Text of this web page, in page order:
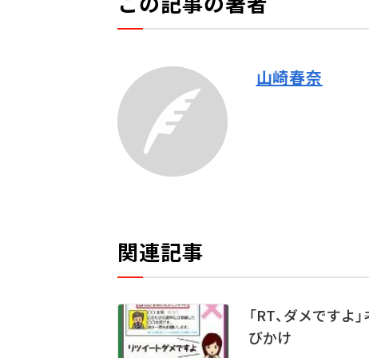
山崎春奈
関連記事
「RT、ダメですよ
びかけ